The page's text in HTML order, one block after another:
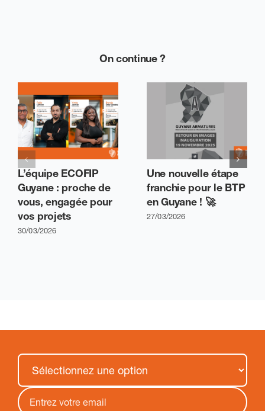
On continue ?
L’équipe ECOFIP
Guyane : proche de
vous, engagée pour
vos projets
30/03/2026
Une nouvelle étape
franchie pour le BTP
en Guyane ! 🚀
27/03/2026